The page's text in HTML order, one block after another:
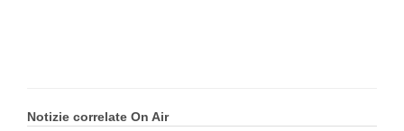
Notizie correlate On Air